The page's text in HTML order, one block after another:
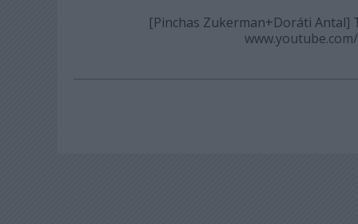
[Pinchas Zukerman+Doráti Antal]